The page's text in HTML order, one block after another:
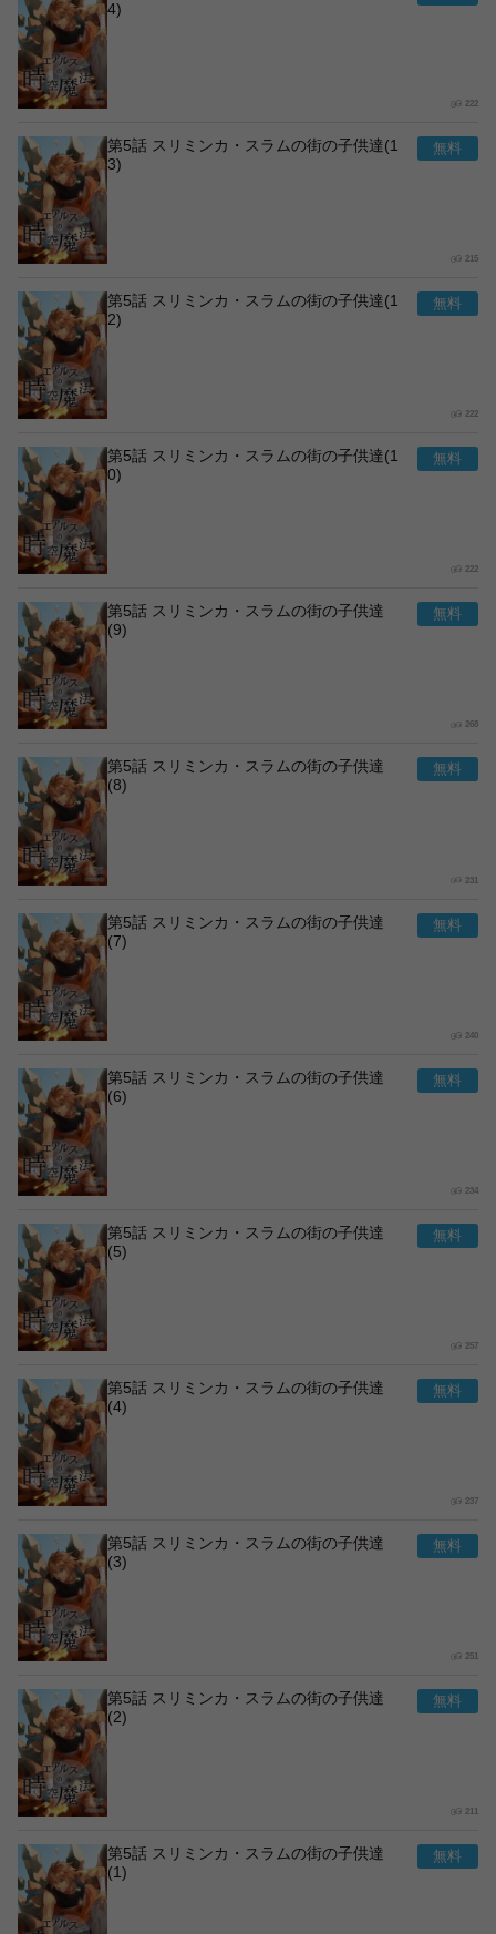
4)
222
第5話 スリミンカ・スラムの街の子供達(1
3)
215
第5話 スリミンカ・スラムの街の子供達(1
2)
222
第5話 スリミンカ・スラムの街の子供達(1
0)
222
第5話 スリミンカ・スラムの街の子供達
(9)
268
第5話 スリミンカ・スラムの街の子供達
(8)
231
第5話 スリミンカ・スラムの街の子供達
(7)
240
第5話 スリミンカ・スラムの街の子供達
(6)
234
第5話 スリミンカ・スラムの街の子供達
(5)
257
第5話 スリミンカ・スラムの街の子供達
(4)
237
第5話 スリミンカ・スラムの街の子供達
(3)
251
第5話 スリミンカ・スラムの街の子供達
(2)
211
第5話 スリミンカ・スラムの街の子供達
(1)